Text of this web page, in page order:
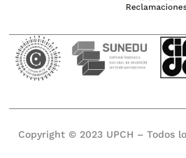
Copyright © 2023 UPCH – Todos